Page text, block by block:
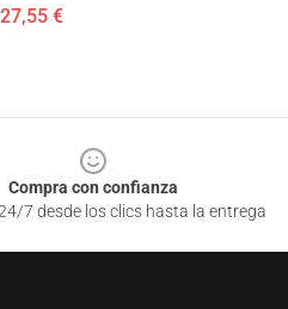
€
Compra con confianza
7 desde los clics hasta la entrega